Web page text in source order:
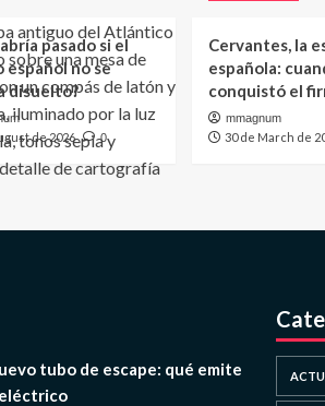
pasado si el
español no se
disuelto?
de 2026 0
Cervantes, la
española:
conquistó el
mmagnum
30 de March de
tubo de escape: qué emite